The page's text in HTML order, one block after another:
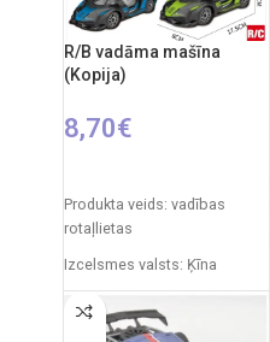
Ieteicamais vecums: no 14
gadiem.
R/B vadāma mašīna
(Kopija)
8,70€
Produkta veids: vadības
rotaļlietas
Izcelsmes valsts: Ķīna
Iepakojuma izmēri: 31 x 7 x
25 cm